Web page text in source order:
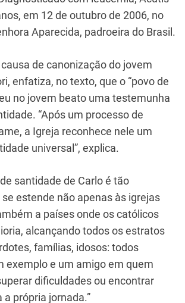
em 12 de outubro de 2006, no
Aparecida, padroeira do Brasil.
de canonização do jovem
enfatiza, no texto, que o “povo de
no jovem beato uma testemunha
“Após um processo de
a Igreja reconhece nele um
universal”, explica.
santidade de Carlo é tão
estende não apenas às igrejas
a países onde os católicos
alcançando todos os estratos
famílias, idosos: todos
exemplo e um amigo em quem
dificuldades ou encontrar
própria jornada.”